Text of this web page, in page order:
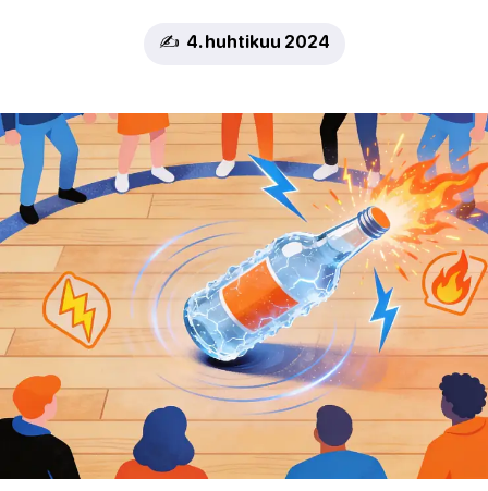
✍️ 4. huhtikuu 2024